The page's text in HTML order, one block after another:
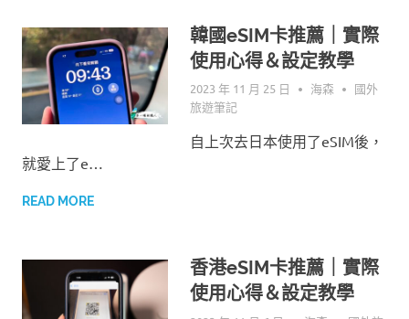
韓國eSIM卡推薦｜實際
使用心得＆設定教學
2023 年 11 月 25 日 海森
國外
旅遊筆記
自上次去日本使用了eSIM後，
就愛上了e…
READ MORE
香港eSIM卡推薦｜實際
使用心得＆設定教學